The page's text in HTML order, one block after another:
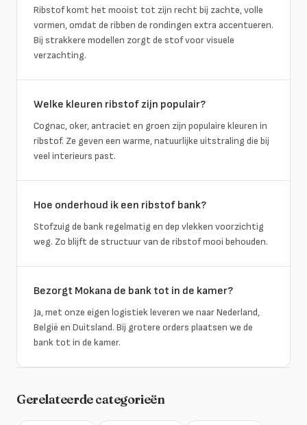
Ribstof komt het mooist tot zijn recht bij zachte, volle
vormen, omdat de ribben de rondingen extra accentueren.
Bij strakkere modellen zorgt de stof voor visuele
verzachting.
Welke kleuren ribstof zijn populair?
Cognac, oker, antraciet en groen zijn populaire kleuren in
ribstof. Ze geven een warme, natuurlijke uitstraling die bij
veel interieurs past.
Hoe onderhoud ik een ribstof bank?
Stofzuig de bank regelmatig en dep vlekken voorzichtig
weg. Zo blijft de structuur van de ribstof mooi behouden.
Bezorgt Mokana de bank tot in de kamer?
Ja, met onze eigen logistiek leveren we naar Nederland,
België en Duitsland. Bij grotere orders plaatsen we de
bank tot in de kamer.
Gerelateerde categorieën